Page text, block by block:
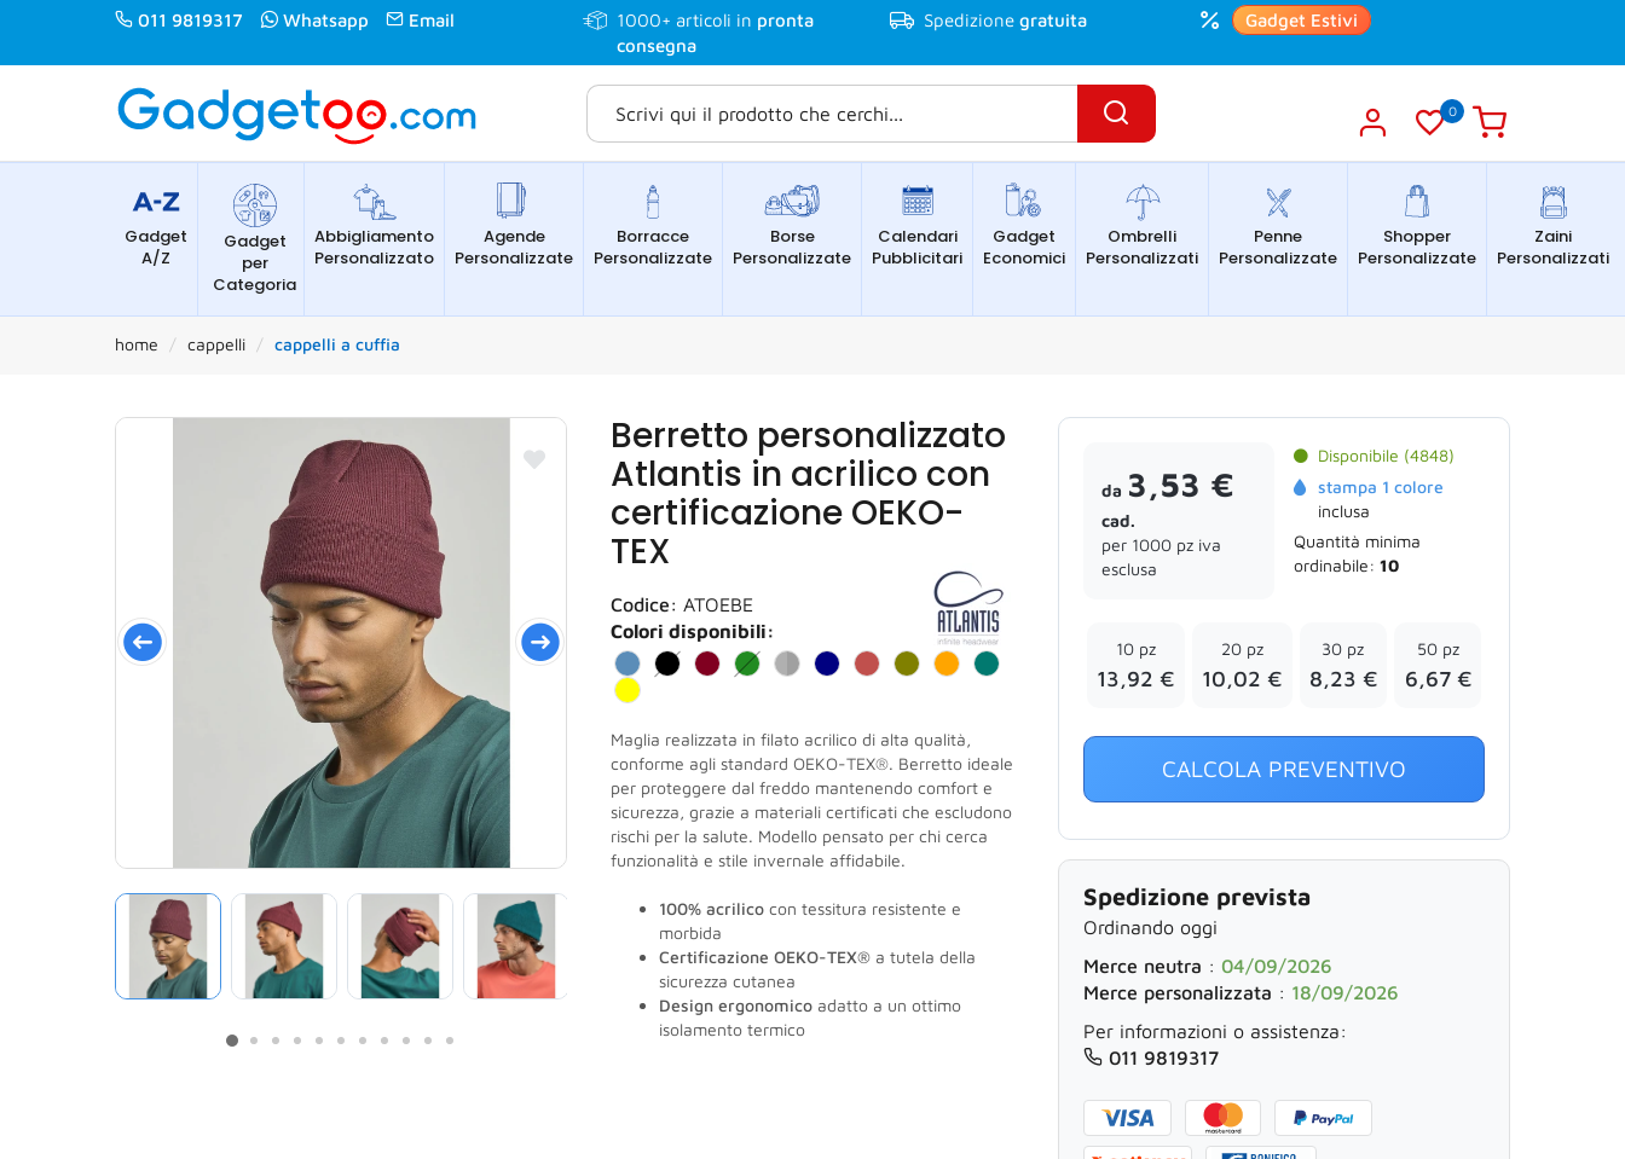
011 9819317 Whatsapp Email 1000+ articoli in pronta
consegna
Spedizione gratuita Gadget Estivi
0
Gadget
A/Z
Gadget
per
Categoria
Abbigliamento
Personalizzato
Agende
Personalizzate
Borracce
Personalizzate
Borse
Personalizzate
Calendari
Pubblicitari
Gadget
Economici
Ombrelli
Personalizzati
Penne
Personalizzate
Shopper
Personalizzate
Zaini
Personalizzati
home cappelli cappelli a cuffia
Berretto personalizzato
Atlantis in acrilico con
certificazione OEKO-
TEX
Codice: ATOEBE
Colori disponibili:
Maglia realizzata in filato acrilico di alta qualità,
conforme agli standard OEKO-TEX®. Berretto ideale
per proteggere dal freddo mantenendo comfort e
sicurezza, grazie a materiali certificati che escludono
rischi per la salute. Modello pensato per chi cerca
funzionalità e stile invernale affidabile.
100% acrilico con tessitura resistente e
morbida
Certificazione OEKO-TEX® a tutela della
sicurezza cutanea
Design ergonomico adatto a un ottimo
isolamento termico
da 3,53 €
cad.
per 1000 pz iva
esclusa
Disponibile (4848)
stampa 1 colore
inclusa
Quantità minima
ordinabile: 10
10 pz
13,92 €
20 pz
10,02 €
30 pz
8,23 €
50 pz
6,67 €
CALCOLA PREVENTIVO
Spedizione prevista
Ordinando oggi
Merce neutra : 04/09/2026
Merce personalizzata : 18/09/2026
Per informazioni o assistenza:
011 9819317